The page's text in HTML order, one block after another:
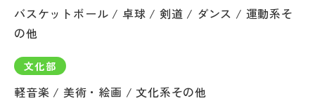
バスケットボール / 卓球 / 剣道 / ダンス / 運動系そ
の他
文化部
軽音楽 / 美術・絵画 / 文化系その他